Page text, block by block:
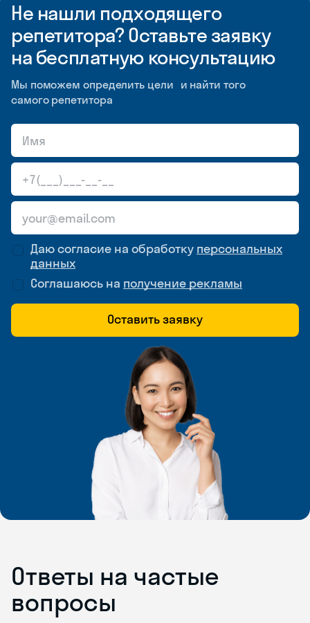
Не нашли подходящего
репетитора? Оставьте заявку
на бесплатную консультацию
Мы поможем определить цели и найти того
самого репетитора
Даю согласие на обработку персональных
данных
Соглашаюсь на получение рекламы
Оставить заявку
Ответы на частые
вопросы